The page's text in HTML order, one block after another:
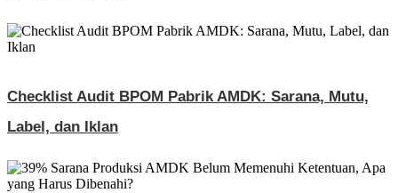
Checklist Audit BPOM Pabrik AMDK: Sarana, Mutu,
Label, dan Iklan